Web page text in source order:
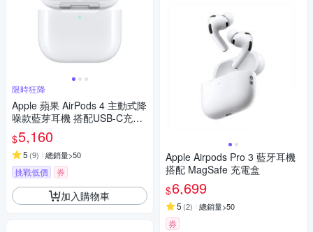
限時狂降
Apple 蘋果 AirPods 4 主動式降
噪款藍芽耳機 搭配USB-C充電
盒 MXP93TA
$5,160
5 (9) 總銷量>50
挑戰低價 券
加入購物車
Apple Airpods Pro 3 藍牙耳機
搭配 MagSafe 充電盒
$6,699
5 (2) 總銷量>50
券